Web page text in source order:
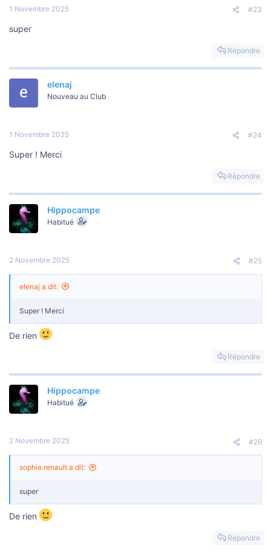
1 Novembre 2025 #23
super
Répondre
elenaj
Nouveau au Club
1 Novembre 2025 #24
Super ! Merci
Répondre
Hippocampe
Habitué
2 Novembre 2025 #25
elenaj a dit:
Super ! Merci
De rien
Répondre
Hippocampe
Habitué
2 Novembre 2025 #26
sophie.renault a dit:
super
De rien
Répondre